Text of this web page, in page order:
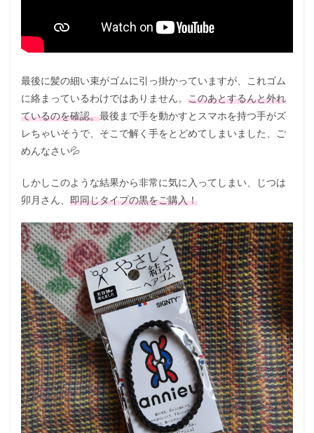
最後に髪の細い束がゴムに引っ掛かっていますが、これゴム
に絡まっているわけではありません。 このあとするんと外れ
ているのを確認。最後まで手を動かすとスマホを持つ手がズ
レちゃいそうで、そこで解く手をとどめてしまいました、ご
めんなさい💦
しかしこのような結果から非常に気に入ってしまい、じつは
卯月さん、 即同じタイプの黒をご購入！